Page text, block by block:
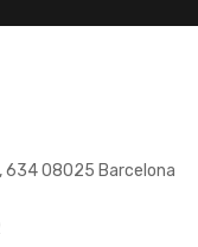
634 08025 Barcelona